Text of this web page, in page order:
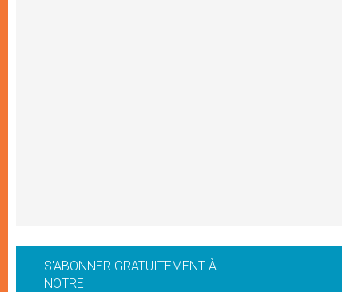
S'ABONNER GRATUITEMENT À
NOTRE